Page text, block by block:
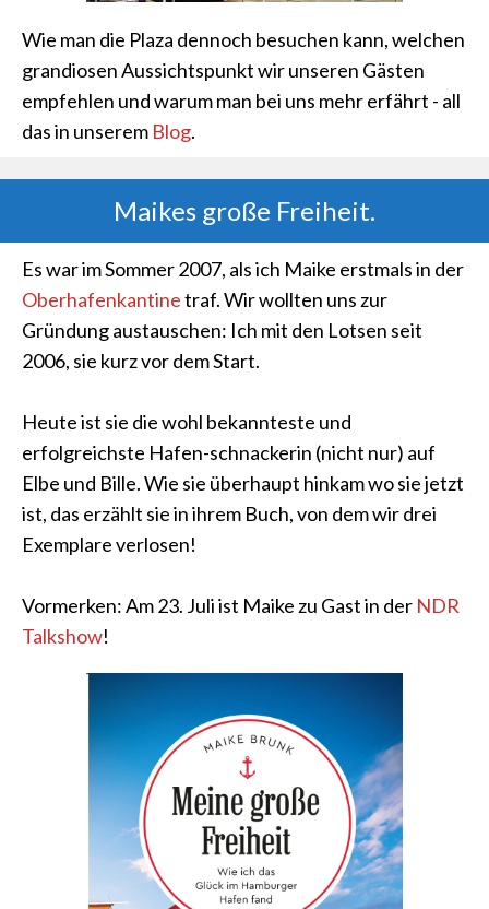
Wie man die Plaza dennoch besuchen kann, welchen
grandiosen Aussichtspunkt wir unseren Gästen
empfehlen und warum man bei uns mehr erfährt - all
das in unserem Blog.
Maikes große Freiheit.
Es war im Sommer 2007, als ich Maike erstmals in der
Oberhafenkantinetraf. Wir wollten uns zur
Gründung austauschen: Ich mit den Lotsen seit
2006, sie kurz vor dem Start.
Heute ist sie die wohl bekannteste und
erfolgreichste Hafen-schnackerin (nicht nur) auf
Elbe und Bille. Wie sie überhaupt hinkam wo sie jetzt
ist, das erzählt sie in ihrem Buch, von dem wir drei
Exemplare verlosen!
Vormerken: Am 23. Juli ist Maike zu Gast in der NDR
Talkshow!